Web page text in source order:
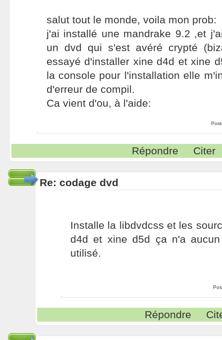
salut tout le monde, voila mon prob:
j'ai installé une mandrake 9.2 ,et
un dvd qui s'est avéré crypté
essayé d'installer xine d4d et xine
la console pour l'installation elle
d'erreur de compil.
Ca vient d'ou, à l'aide:
Répondre Citer
Re: codage dvd
Installe la libdvdcss et les
d4d et xine d5d ça n'a
utilisé.
Répondre